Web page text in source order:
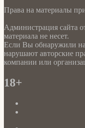
Права на материалы
Администрация сайта
материала не несет.
Если Вы обнаружили
нарушают авторские
компании или
18+